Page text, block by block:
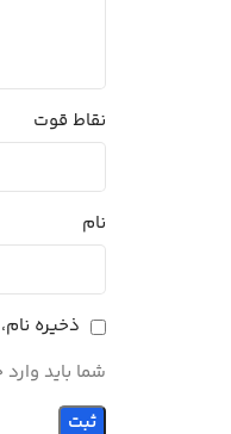
نقاط قوت
نام
ذخیره
شما باید